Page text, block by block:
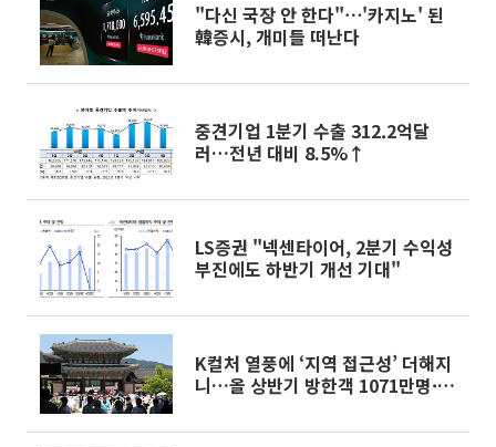
"다신 국장 안 한다"⋯'카지노' 된
韓증시, 개미들 떠난다
중견기업 1분기 수출 312.2억달
러…전년 대비 8.5%↑
LS증권 "넥센타이어, 2분기 수익성
부진에도 하반기 개선 기대"
K컬처 열풍에 ‘지역 접근성’ 더해지
니…올 상반기 방한객 1071만명·카